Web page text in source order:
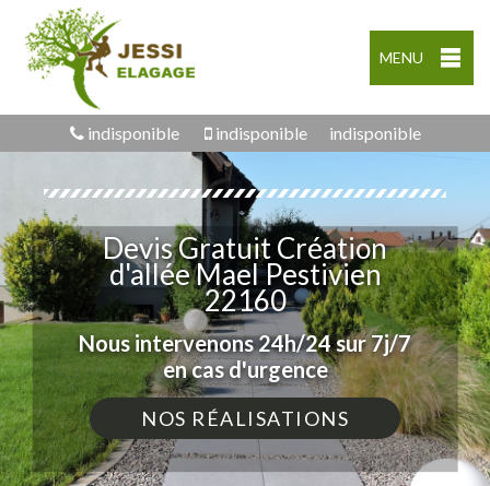
MENU
indisponible indisponible indisponible
Devis Gratuit Création
d'allée Mael Pestivien
22160
Nous intervenons 24h/24 sur 7j/7
en cas d'urgence
NOS RÉALISATIONS